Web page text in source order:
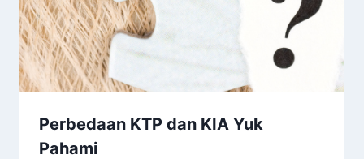
Perbedaan KTP dan KIA Yuk
Pahami